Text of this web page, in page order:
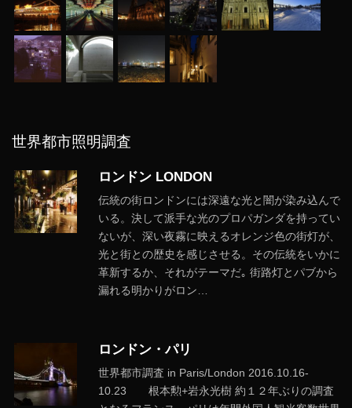
世界都市照明調査
ロンドン LONDON
伝統の街ロンドンには深遠な光と闇が染み込んで
いる。決して派手な光のプロパガンダを持ってい
ないが、深い夜霧に映えるオレンジ色の街灯が、
光と街との歴史を感じさせる。その伝統をいかに
革新するか、それがテーマだ｡ 街路灯とパブから
漏れる明かりがロン…
ロンドン・パリ
世界都市調査 in Paris/London 2016.10.16-
10.23 根本勲+岩永光樹 約１２年ぶりの調査